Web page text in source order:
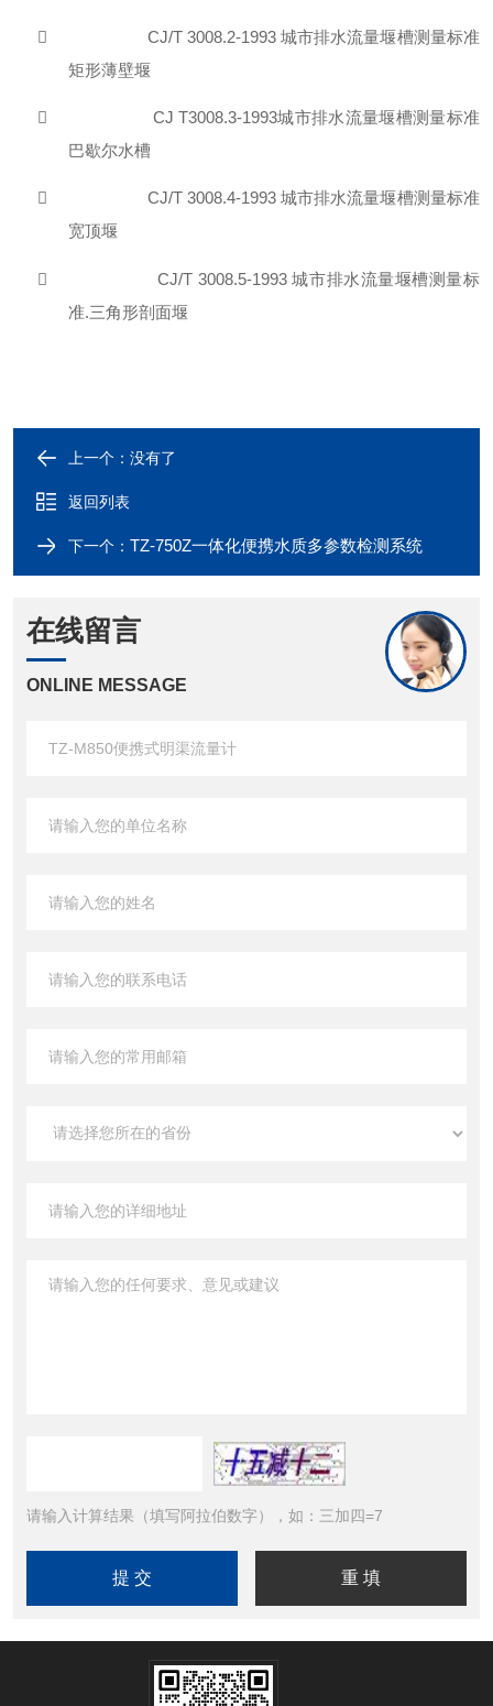
 CJ/T 3008.2-1993 城市排水流量堰槽测量标准
矩形薄壁堰
 CJ T3008.3-1993城市排水流量堰槽测量标准
巴歇尔水槽
 CJ/T 3008.4-1993 城市排水流量堰槽测量标准
宽顶堰
 CJ/T 3008.5-1993 城市排水流量堰槽测量标
准.三角形剖面堰
上一个：没有了
返回列表
下一个： TZ-750Z一体化便携水质多参数检测系统
在线留言
ONLINE MESSAGE
请输入计算结果（填写阿拉伯数字），如：三加四=7